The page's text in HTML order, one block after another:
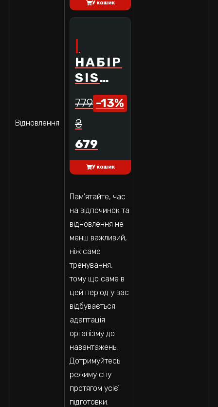
Відновлення
У кошик
НАБІР
SIS
ДЛЯ
ПІВМАРАФОНА
779
₴
-13%
679
У кошик
Пам'ятайте, час
на відпочинок та
відновлення не
менш важливий,
ніж саме
тренування,
тому що саме в
цей період у вас
відбувається
адаптація
організму до
навантажень.
Дотримуйтесь
режиму сну
протягом усієї
підготовки.